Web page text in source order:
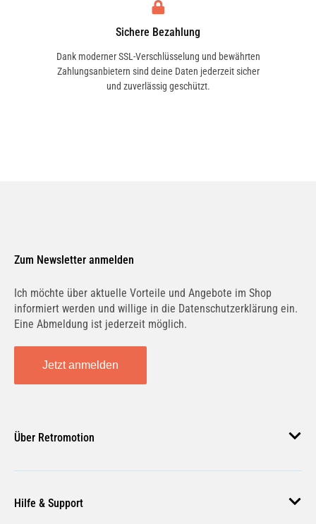
Sichere Bezahlung
Dank moderner SSL-Verschlüsselung und bewährten
Zahlungsanbietern sind deine Daten jederzeit sicher
und zuverlässig geschützt.
Zum Newsletter anmelden
Ich möchte über aktuelle Vorteile und Angebote im Shop
informiert werden und willige in die Datenschutzerklärung ein.
Eine Abmeldung ist jederzeit möglich.
Jetzt anmelden
Über Retromotion
Unsere Jobs
Hilfe & Support